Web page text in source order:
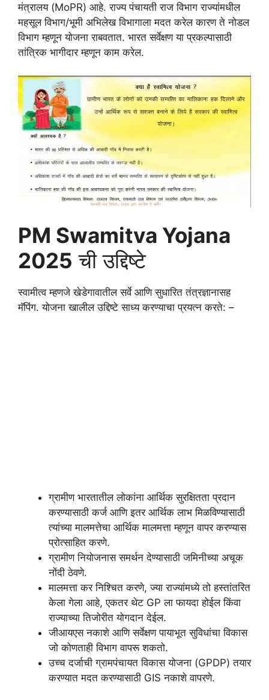
मंत्रालय (MoPR) आहे. राज्य पंचायती राज विभाग राज्यांमधील
महसूल विभाग/भूमी अभिलेख विभागाला मदत करेल कारण ते नोडल
विभाग म्हणून योजना राबवतात. भारत सर्वेक्षण या प्रकल्पासाठी
तांत्रिक भागीदार म्हणून काम करेल.
PM Swamitva Yojana
2025 ची उद्दिष्टे
स्वामीत्व म्हणजे खेडेगावातील सर्वे आणि सुधारित तंत्रज्ञानासह
मॅपिंग. योजना खालील उद्दिष्टे साध्य करण्याचा प्रयत्न करते: –
ग्रामीण भारतातील लोकांना आर्थिक सुरक्षितता प्रदान
करण्यासाठी कर्ज आणि इतर आर्थिक लाभ मिळविण्यासाठी
त्यांच्या मालमत्तेचा आर्थिक मालमत्ता म्हणून वापर करण्यास
प्रोत्साहित करणे.
ग्रामीण नियोजनास समर्थन देण्यासाठी जमिनीच्या अचूक
नोंदी ठेवणे.
मालमत्ता कर निश्चित करणे, ज्या राज्यांमध्ये तो हस्तांतरित
केला गेला आहे, एकतर थेट GP ला फायदा होईल किंवा
राज्याच्या तिजोरीत योगदान देईल.
जीआयएस नकाशे आणि सर्वेक्षण पायाभूत सुविधांचा विकास
जो कोणताही विभाग वापरू शकतो.
उच्च दर्जाची ग्रामपंचायत विकास योजना (GPDP) तयार
करण्यात मदत करण्यासाठी GIS नकाशे वापरणे.